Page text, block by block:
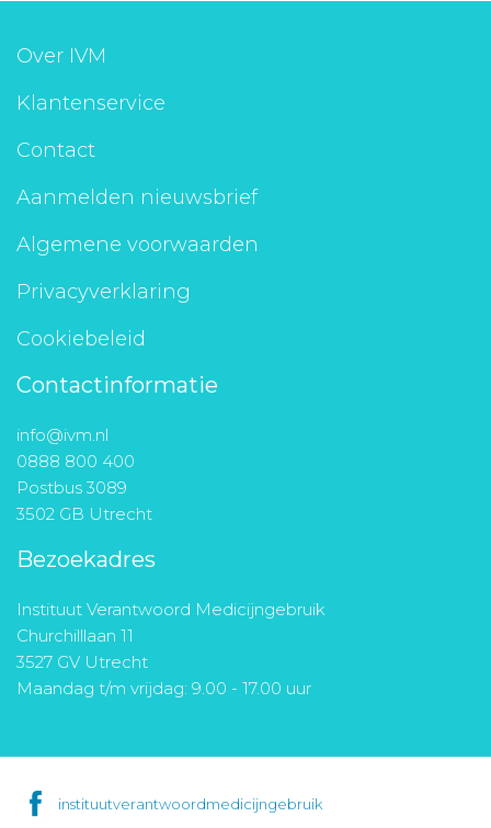
Over IVM
Klantenservice
Contact
Aanmelden nieuwsbrief
Algemene voorwaarden
Privacyverklaring
Cookiebeleid
Contactinformatie
info@ivm.nl
0888 800 400
Postbus 3089
3502 GB Utrecht
Bezoekadres
Instituut Verantwoord Medicijngebruik
Churchilllaan 11
3527 GV Utrecht
Maandag t/m vrijdag: 9.00 - 17.00 uur
instituutverantwoordmedicijngebruik